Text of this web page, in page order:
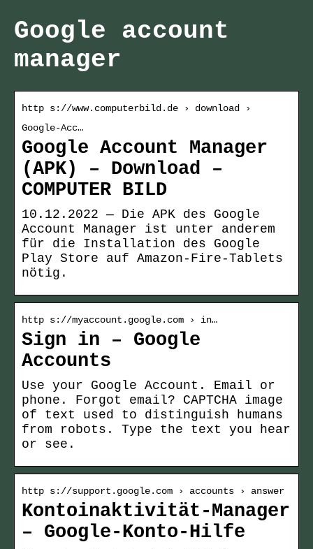
Google account
manager
http s://www.computerbild.de › download ›
Google-Acc…
Google Account Manager
(APK) – Download –
COMPUTER BILD
10.12.2022 — Die APK des Google
Account Manager ist unter anderem
für die Installation des Google
Play Store auf Amazon-Fire-Tablets
nötig.
http s://myaccount.google.com › in…
Sign in – Google
Accounts
Use your Google Account. Email or
phone. Forgot email? CAPTCHA image
of text used to distinguish humans
from robots. Type the text you hear
or see.
http s://support.google.com › accounts › answer
Kontoinaktivität-Manager
– Google-Konto-Hilfe